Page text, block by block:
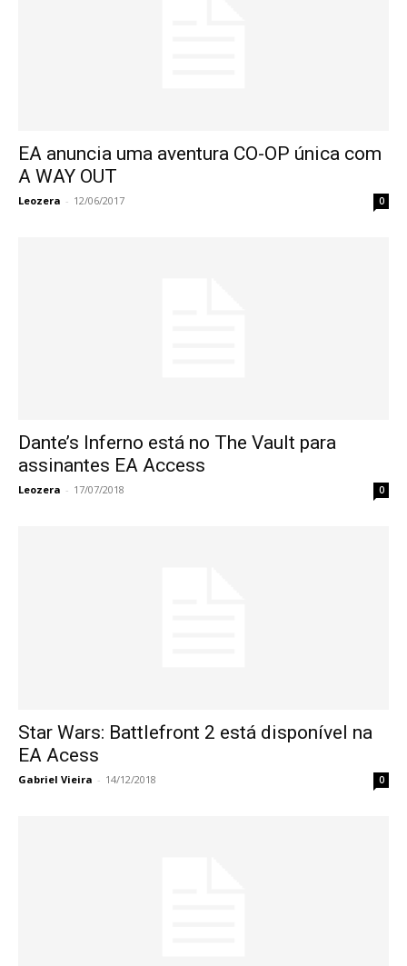
EA anuncia uma aventura CO-OP única com
A WAY OUT
Leozera - 12/06/2017 0
Dante’s Inferno está no The Vault para
assinantes EA Access
Leozera - 17/07/2018 0
Star Wars: Battlefront 2 está disponível na
EA Acess
Gabriel Vieira - 14/12/2018 0